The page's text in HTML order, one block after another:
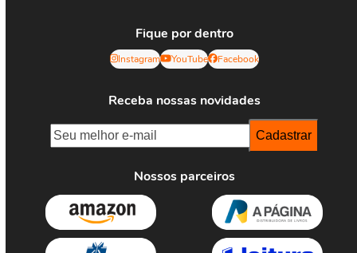
Fique por dentro
Instagram YouTube Facebook
Receba nossas novidades
Nossos parceiros